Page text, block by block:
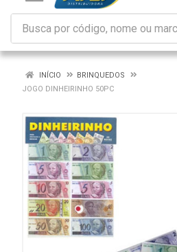
INÍCIO
BRINQUEDOS
JOGO DINHEIRINHO 50PC